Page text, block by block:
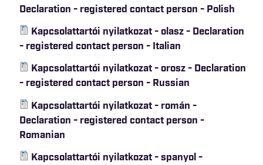
Declaration - registered contact person - Polish
Kapcsolattartói nyilatkozat - olasz - Declaration
- registered contact person - Italian
Kapcsolattartói nyilatkozat - orosz - Declaration
- registered contact person - Russian
Kapcsolattartói nyilatkozat - román -
Declaration - registered contact person -
Romanian
Kapcsolattartói nyilatkozat - spanyol -